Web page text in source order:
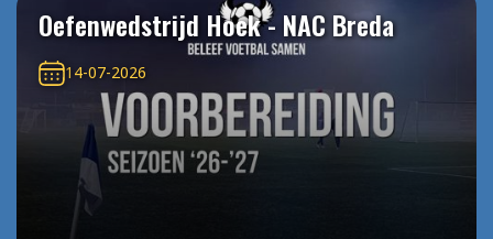
Oefenwedstrijd Hoek - NAC Breda
14-07-2026